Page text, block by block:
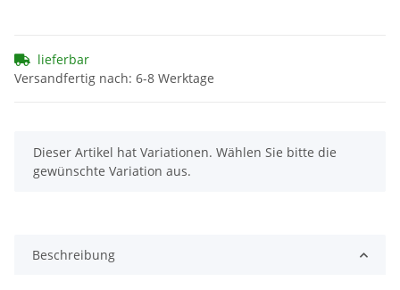
lieferbar
Versandfertig nach: 6-8 Werktage
x
Dieser Artikel hat Variationen. Wählen Sie bitte die
gewünschte Variation aus.
Beschreibung